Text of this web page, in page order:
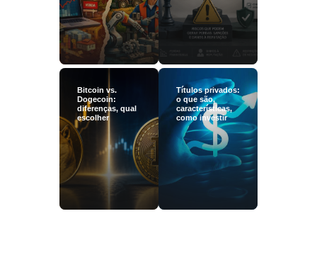
Bitcoin vs.
Dogecoin:
diferenças, qual
escolher
Títulos privados:
o que são,
características,
como investir